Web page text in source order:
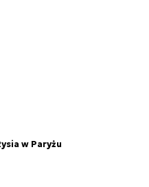
w Paryżu